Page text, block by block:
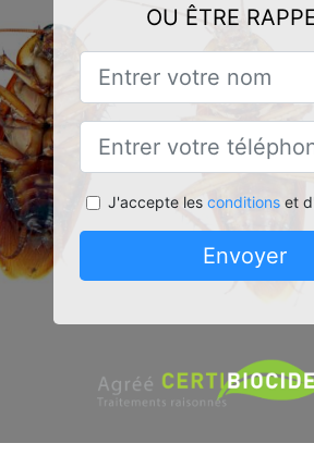
OU ÊTRE
J'accepte les conditionset
Envoyer